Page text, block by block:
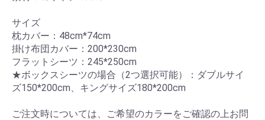
サイズ
枕カバー：48cm*74cm
掛け布団カバー：200*230cm
フラットシーツ：245*250cm
★ボックスシーツの場合（2つ選択可能）：ダブルサイ
ズ150*200cm、キングサイズ180*200cm
ご注文時については、ご希望のカラーをご確認の上お問